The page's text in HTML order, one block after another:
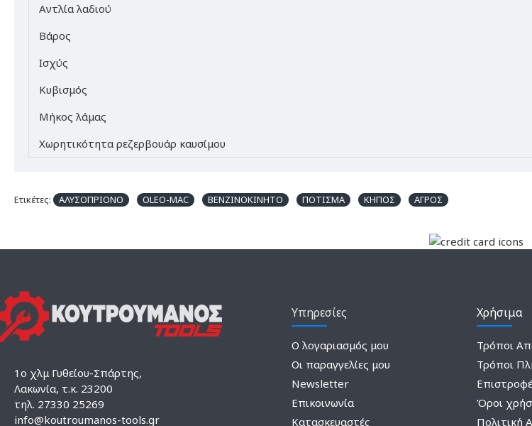
Αντλία λαδιού
Βάρος
Ισχύς
Κυβισμός
Μήκος λάμας
Χωρητικότητα ρεζερβουάρ καυσίμου
Ετικέτες: ΑΛΥΣΟΠΡΙΟΝΟ OLEO-MAC ΒΕΝΖΙΝΟΚΙΝΗΤΟ ΠΟΤΙΣΜΑ ΚΗΠΟΣ ΑΓΡΟΣ
1ο χλμ Γυθείου-Σπάρτης,
Λακωνία, τ.κ. 23200
τηλ. 27330 25269
info@koutroumanos-tools.gr
Υπηρεσίες
Ο λογαριασμός μου
Οι παραγγελίες μου
Newsletter
Επικοινωνία
Κατασκευαστές
Χρήσιμα
Τρόποι
Τρόποι
Όροι
Πολιτική